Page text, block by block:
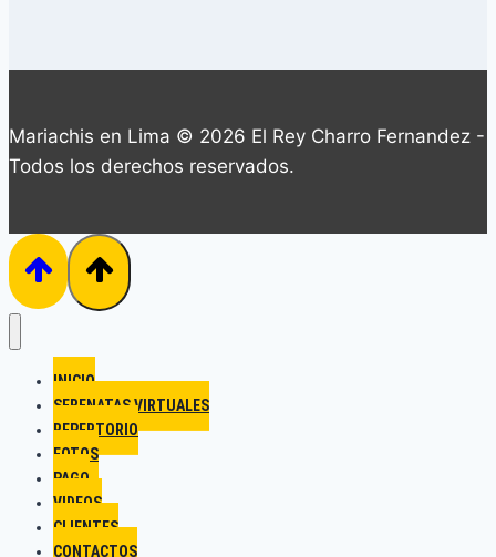
Mariachis en Lima © 2026 El Rey Charro Fernandez -
Todos los derechos reservados.
INICIO
SERENATAS VIRTUALES
REPERTORIO
FOTOS
PAGO
VIDEOS
CLIENTES
CONTACTOS